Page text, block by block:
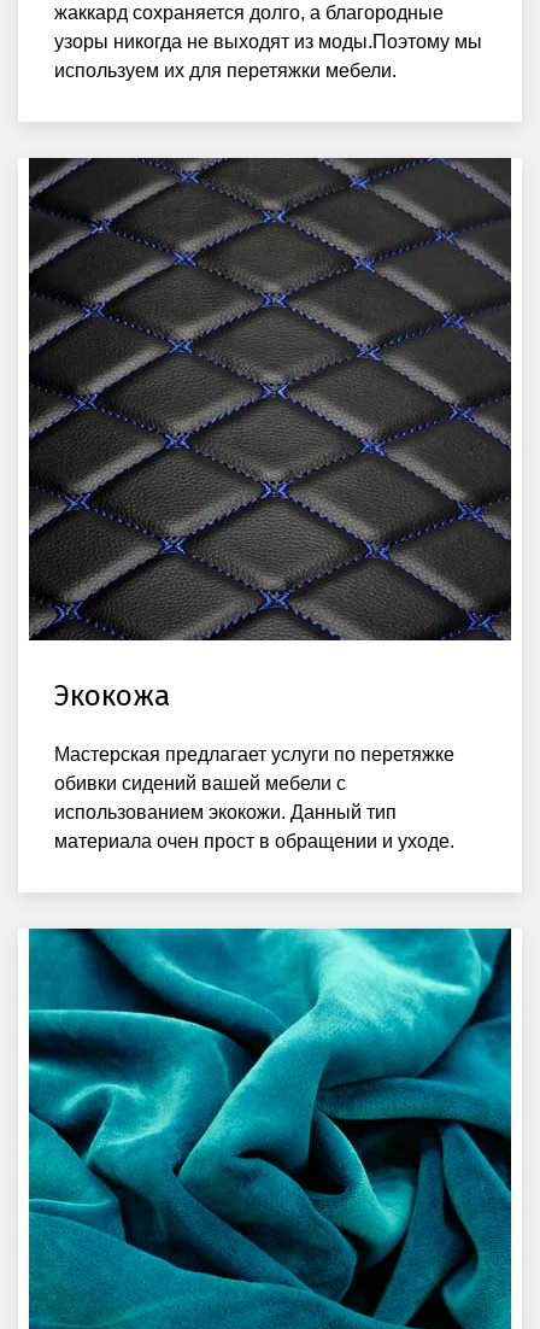
жаккард сохраняется долго, а благородные
узоры никогда не выходят из моды.Поэтому мы
используем их для перетяжки мебели.
Экокожа
Мастерская предлагает услуги по перетяжке
обивки сидений вашей мебели с
использованием экокожи. Данный тип
материала очен прост в обращении и уходе.